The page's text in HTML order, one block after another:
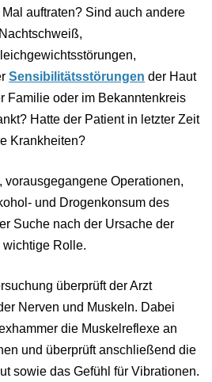
auftraten? Sind auch andere
Sensibilitätsstörungen der Haut
Familie oder im Bekanntenkreis
Hatte der Patient in letzter Zeit
Krankheiten?
vorausgegangene Operationen,
und Drogenkonsum des
Suche nach der Ursache der
wichtige Rolle.
überprüft der Arzt
Nerven und Muskeln. Dabei
die Muskelreflexe an
und überprüft anschließend die
sowie das Gefühl für Vibrationen.